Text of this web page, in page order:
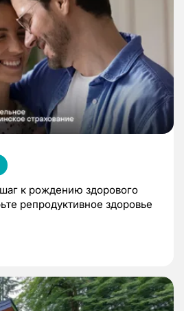
к рождению здорового
репродуктивное здоровье